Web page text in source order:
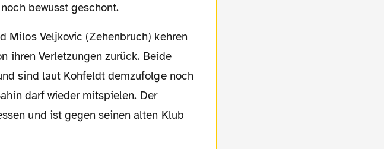
bewusst geschont.
ihren Verletzungen zurück. Beide
sind laut Kohfeldt demzufolge noch
darf wieder mitspielen. Der
und ist gegen seinen alten Klub